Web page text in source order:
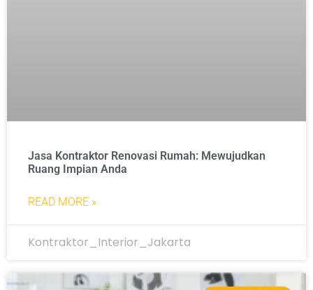
Jasa Kontraktor Renovasi Rumah: Mewujudkan
Ruang Impian Anda
READ MORE »
Kontraktor_Interior_Jakarta